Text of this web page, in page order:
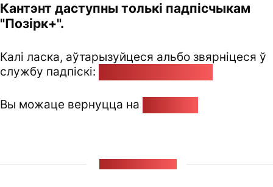
Кантэнт даступны толькі падпісчыкам
"Позірк+".
Калі ласка, аўтарызуйцеся альбо звярніцеся ў
службу падпіскі:
Вы можаце вернуцца на